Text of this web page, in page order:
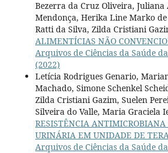
Bezerra da Cruz Oliveira, Juliana
Mendonça, Herika Line Marko
Ratti da Silva, Zilda Cristiani
ALIMENTÍCIAS NÃO
Arquivos de Ciências da Saúde
(2022)
Letícia Rodrigues Genario,
Machado, Simone Schenkel
Zilda Cristiani Gazim, Suelen
Silveira do Valle, Maria Graciela
RESISTÊNCIA
URINÁRIA EM UNIDADE DE
Arquivos de Ciências da Saúde